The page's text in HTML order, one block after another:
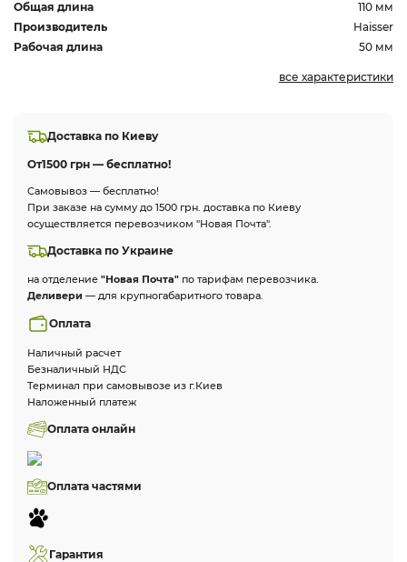
Общая длина
110 мм
Производитель
Haisser
Рабочая длина
50 мм
все характеристики
Доставка по Киеву
От1500 грн — бесплатно!
Самовывоз — бесплатно!
При заказе на сумму до 1500 грн. доставка по Киеву
осуществляется перевозчиком "Новая Почта".
Доставка по Украине
на отделение "Новая Почта" по тарифам перевозчика.
Деливери — для крупногабаритного товара.
Оплата
Наличный расчет
Безналичный НДС
Терминал при самовывозе из г.Киев
Наложенный платеж
Оплата онлайн
Оплата частями
Гарантия